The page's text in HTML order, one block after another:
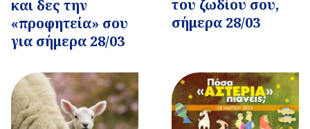
και δες την
«προφητεία» σου
για σήμερα 28/03
του ζωδίου σου,
σήμερα 28/03